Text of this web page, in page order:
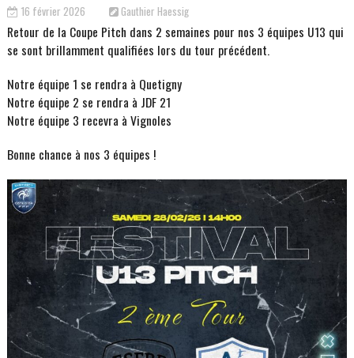
16 février 2026 Gauthier Haessig
Retour de la Coupe Pitch dans 2 semaines pour nos 3 équipes U13 qui
se sont brillamment qualifiées lors du tour précédent.
Notre équipe 1 se rendra à Quetigny
Notre équipe 2 se rendra à JDF 21
Notre équipe 3 recevra à Vignoles
Bonne chance à nos 3 équipes !